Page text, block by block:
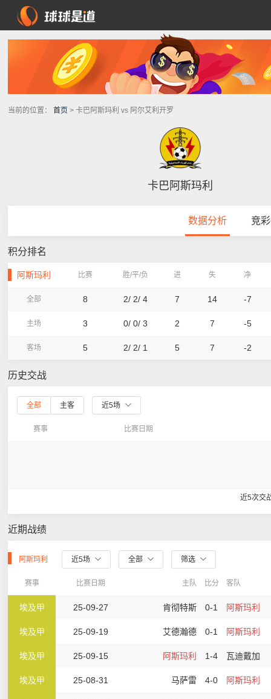
当前的位置： 首页 > 卡巴阿斯玛利 vs 阿尔艾利开罗
卡巴阿斯玛利
数据分析 竞
积分排名
阿斯玛利 比赛 胜/平/负 进 失 净
全部 8 2/ 2/ 4 7 14 -7
主场 3 0/ 0/ 3 2 7 -5
客场 5 2/ 2/ 1 5 7 -2
历史交战
全部 主客 近5场
赛事 比赛日期
近5次交
近期战绩
阿斯玛利 近5场 全部 筛选
赛事 比赛日期 主队 比分 客队
埃及甲 25-09-27 肯彻特斯 0-1 阿斯玛利
埃及甲 25-09-19 艾德瀚德 0-1 阿斯玛利
埃及甲 25-09-15 阿斯玛利 1-4 瓦迪戴加
埃及甲 25-08-31 马萨雷 4-0 阿斯玛利